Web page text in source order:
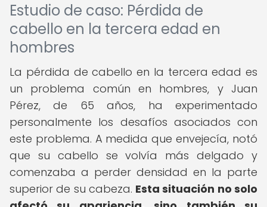
Estudio de caso: Pérdida de
cabello en la tercera edad en
hombres
La pérdida de cabello en la tercera edad es
un problema común en hombres, y Juan
Pérez, de 65 años, ha experimentado
personalmente los desafíos asociados con
este problema. A medida que envejecía, notó
que su cabello se volvía más delgado y
comenzaba a perder densidad en la parte
superior de su cabeza. Esta situación no solo